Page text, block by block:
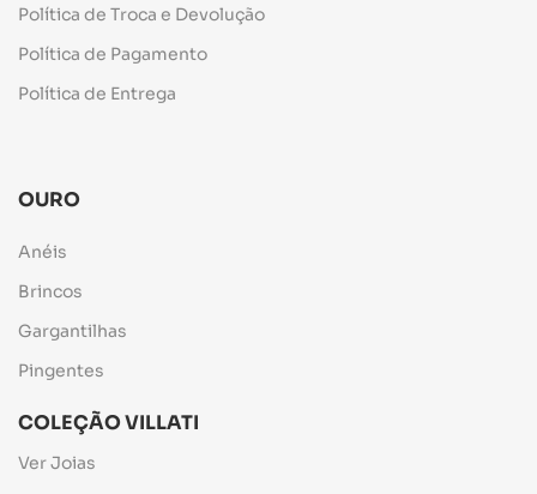
Política de Troca e Devolução
Política de Pagamento
Política de Entrega
OURO
Anéis
Brincos
Gargantilhas
Pingentes
COLEÇÃO VILLATI
Ver Joias